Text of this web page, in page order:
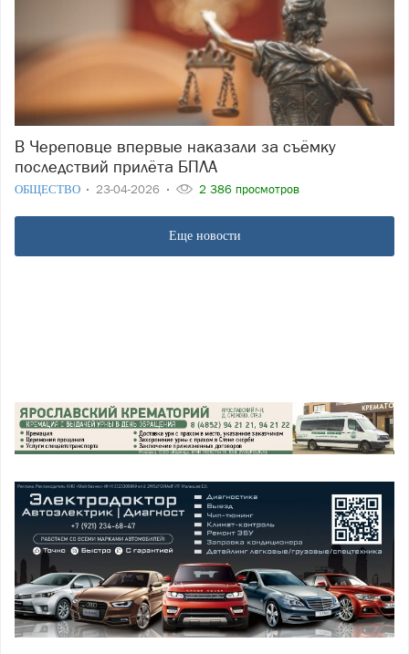
В Череповце впервые наказали за съёмку
последствий прилёта БПЛА
ОБЩЕСТВО 23-04-2026 2 386 просмотров
Еще новости